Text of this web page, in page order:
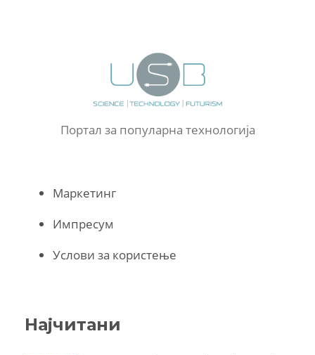
Портал за популарна технологија
Маркетинг
Импресум
Услови за користење
Најчитани